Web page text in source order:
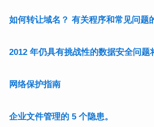
如何转让域名？ 有关程序和常见问题
2012 年仍具有挑战性的数据安全问题
网络保护指南
企业文件管理的 5 个隐患。